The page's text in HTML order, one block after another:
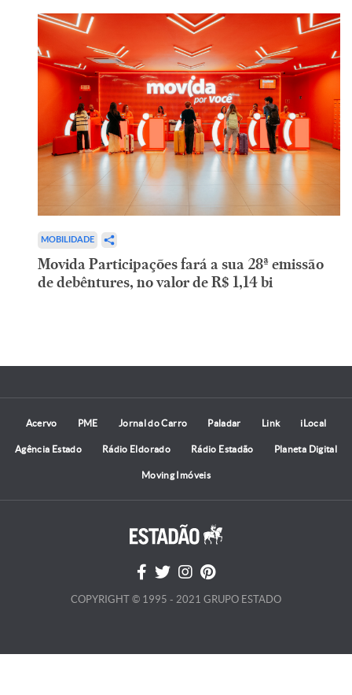
MOBILIDADE
Movida Participações fará a sua 28ª emissão
de debêntures, no valor de R$ 1,14 bi
Acervo PME Jornal do Carro Paladar Link iLocal
Agência Estado Rádio Eldorado Rádio Estadão Planeta Digital
Moving Imóveis
COPYRIGHT © 1995 - 2021 GRUPO ESTADO